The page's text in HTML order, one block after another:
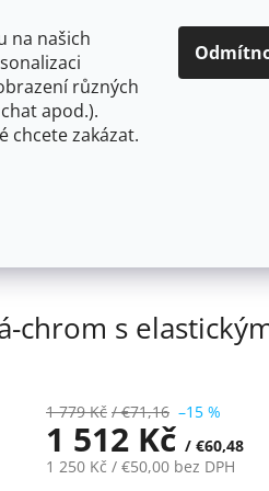
na našich
různých
apod.).
chcete zakázat.
HLEDAT
s elastickým ramenem
chrom s
1 779 Kč / €71,16 –15 %
1 512 Kč / €60,48
1 250 Kč / €50,00 bez DPH